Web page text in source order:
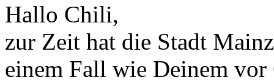
Hallo Chili,
zur Zeit hat die Stadt
einem Fall wie Deinem